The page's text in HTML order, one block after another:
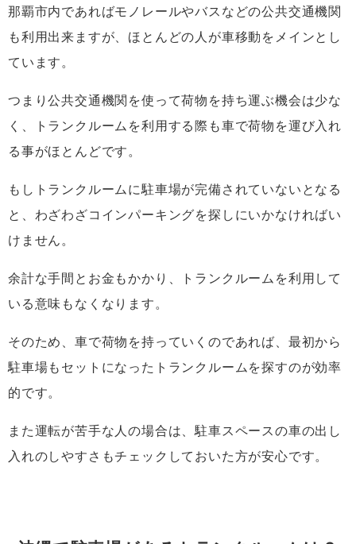
那覇市内であればモノレールやバスなどの公共交通機関
も利用出来ますが、ほとんどの人が車移動をメインとし
ています。
つまり公共交通機関を使って荷物を持ち運ぶ機会は少な
く、トランクルームを利用する際も車で荷物を運び入れ
る事がほとんどです。
もしトランクルームに駐車場が完備されていないとなる
と、わざわざコインパーキングを探しにいかなければい
けません。
余計な手間とお金もかかり、トランクルームを利用して
いる意味もなくなります。
そのため、車で荷物を持っていくのであれば、最初から
駐車場もセットになったトランクルームを探すのが効率
的です。
また運転が苦手な人の場合は、駐車スペースの車の出し
入れのしやすさもチェックしておいた方が安心です。